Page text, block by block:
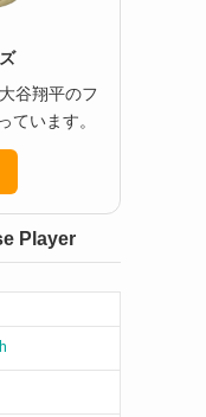
谷翔平のフ
ています。
Player